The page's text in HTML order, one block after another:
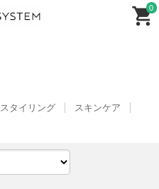
0
スタイリング
スキンケア